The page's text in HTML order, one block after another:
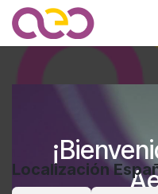
Ir al contenido
Localización